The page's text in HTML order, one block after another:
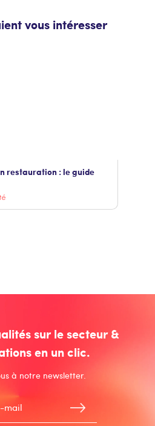
vous intéresser
restauration : le guide
sur le secteur &
en un clic.
à notre newsletter.